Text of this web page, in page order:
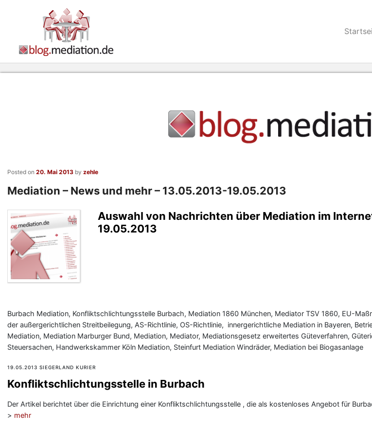
Mediation – News und mehr – 13.05.2013-19.05.2013
Posted on 20. Mai 2013 by zehle
Auswahl von Nachrichten über Mediation im
19.05.2013
Burbach Mediation, Konfliktschlichtungsstelle Burbach, Mediation 1860 München, Mediator TSV 1860, EU-
der außergerichtlichen Streitbeilegung, AS-Richtlinie, OS-Richtlinie, innergerichtliche Mediation in Bayeren,
Mediation, Mediation Marburger Bund, Mediation, Mediator, Mediationsgesetz erweitertes Güteverfahren,
Steuersachen, Handwerkskammer Köln Mediation, Steinfurt Mediation Windräder, Mediation bei Biogasanlage
19.05.2013 SIEGERLAND KURIER
Konfliktschlichtungsstelle in Burbach
Der Artikel berichtet über die Einrichtung einer Konfliktschlichtungsstelle , die als kostenloses Angebot für
> mehr